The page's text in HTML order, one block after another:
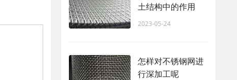
土结构中的作用
2023-05-24
怎样对不锈钢网进
行深加工呢